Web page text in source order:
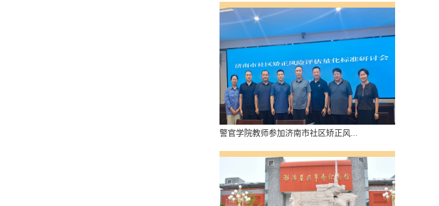
警官学院教师参加济南市社区矫正风...